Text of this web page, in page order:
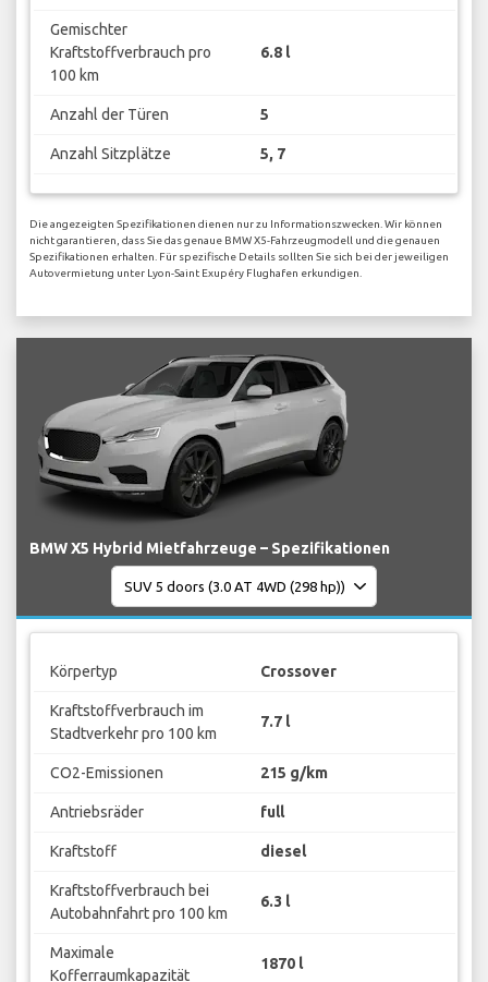
Gemischter
Kraftstoffverbrauch pro
100 km
6.8 l
Anzahl der Türen 5
Anzahl Sitzplätze 5, 7
Die angezeigten Spezifikationen dienen nur zu Informationszwecken. Wir können
nicht garantieren, dass Sie das genaue BMW X5-Fahrzeugmodell und die genauen
Spezifikationen erhalten. Für spezifische Details sollten Sie sich bei der jeweiligen
Autovermietung unter Lyon-Saint Exupéry Flughafen erkundigen.
BMW X5 Hybrid Mietfahrzeuge – Spezifikationen
Körpertyp Crossover
Kraftstoffverbrauch im
Stadtverkehr pro 100 km
7.7 l
CO2-Emissionen 215 g/km
Antriebsräder full
Kraftstoff diesel
Kraftstoffverbrauch bei
Autobahnfahrt pro 100 km
6.3 l
Maximale
Kofferraumkapazität
1870 l